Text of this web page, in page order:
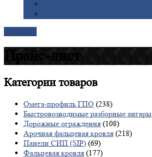
Прайс-лист
Категориитоваров
Омега-профиль ГПО (238)
Быстровозводимые разборные ангары
Дорожные ограждения (108)
Арочная фальцевая кровля (218)
Панели СИП (SIP) (69)
Фальцевая кровля (177)